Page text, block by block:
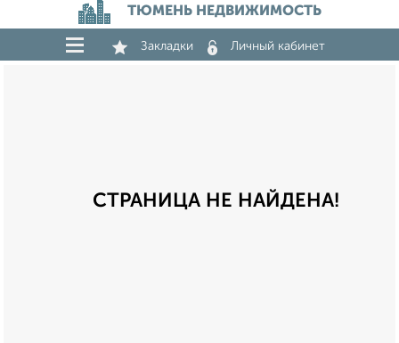
ТЮМЕНЬ НЕДВИЖИМОСТЬ
Закладки Личный кабинет
СТРАНИЦА НЕ НАЙДЕНА!